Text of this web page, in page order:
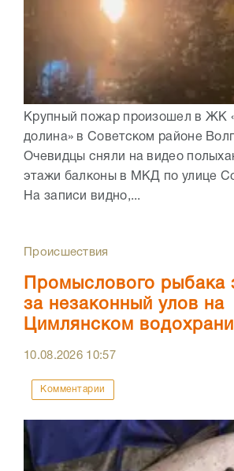
Крупный пожар произошел в ЖК
долина» в Советском районе
Очевидцы сняли на видео
этажи балконы в МКД по улице
На записи видно,...
Происшествия
Промыслового рыбака
за незаконный улов на
Цимлянском
10.08.2026 10:57
Комментарии